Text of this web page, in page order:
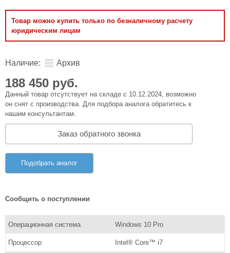
Товар можно купить только по безналичному расчету
юридическим лицам
Наличие: Архив
188 450 руб.
Данный товар отсутствует на складе с 10.12.2024, возможно
он снят с производства. Для подбора аналога обратитесь к
нашим консультантам.
Заказ обратного звонка
Подобрать аналог
Сообщить о поступлении
Операционная система Windows 10 Pro
Процессор Intel® Core™ i7